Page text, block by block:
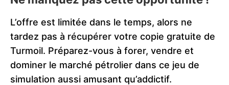
L’offre est limitée dans le temps, alors ne
tardez pas à récupérer votre copie gratuite de
Turmoil. Préparez-vous à forer, vendre et
dominer le marché pétrolier dans ce jeu de
simulation aussi amusant qu’addictif.